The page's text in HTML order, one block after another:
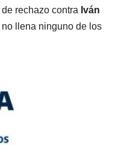
rechazo contra Iván
llena ninguno de los